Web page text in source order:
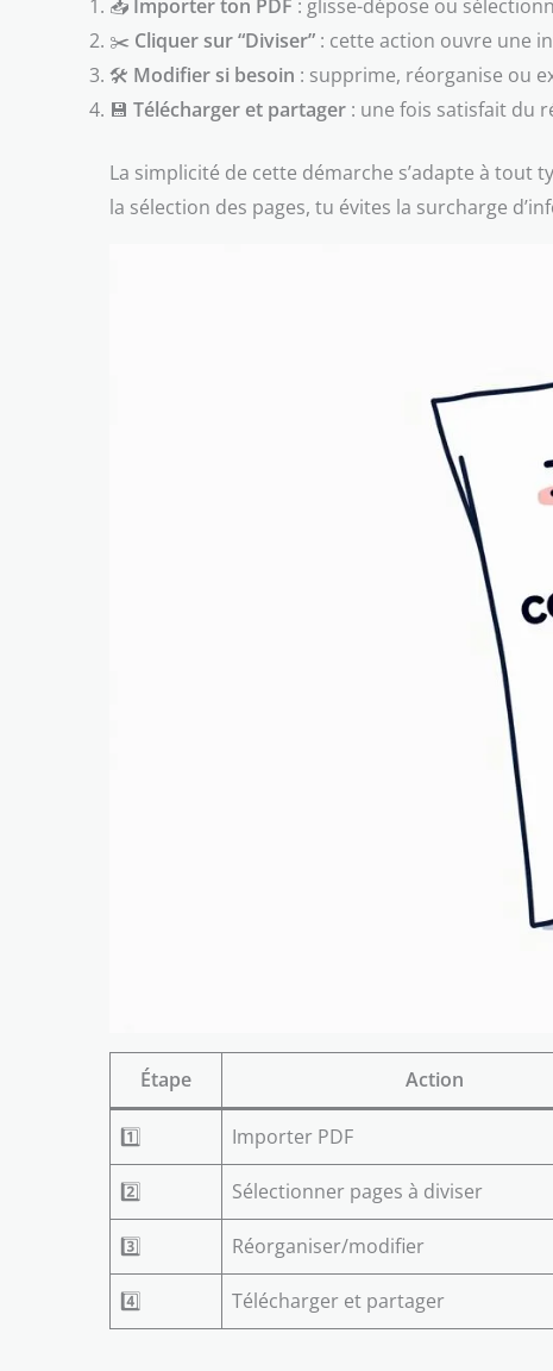
📥 Importer ton PDF : glisse-dépose ou
✂️ Cliquer sur “Diviser” : cette action ouvre une
🛠️ Modifier si besoin : supprime, réorganise ou
💾 Télécharger et partager : une fois satisfait du
La simplicité de cette démarche s’adapte à
la sélection des pages, tu évites la surcharge
Étape Action
1️⃣ Importer PDF
2️⃣ Sélectionner pages à diviser
3️⃣ Réorganiser/modifier
4️⃣ Télécharger et partager